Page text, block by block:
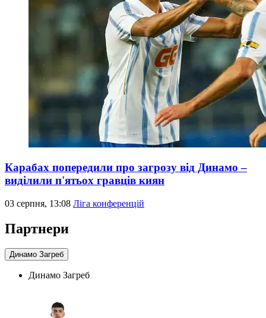
Карабах попередили про загрозу від Динамо –
виділили п'ятьох гравців киян
03 серпня, 13:08 Ліга конференцій
Партнери
Динамо Загреб
Динамо Загреб